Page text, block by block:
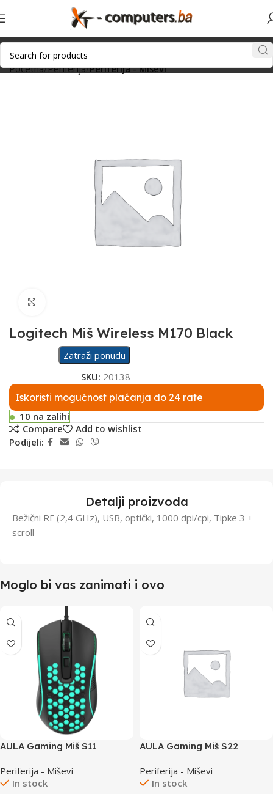
Početna Periferija Periferija - Miševi
Logitech Miš Wireless M170 Black
Zatraži ponudu
SKU: 20138
Iskoristi mogućnost plaćanja do 24 rate
10 na zalihi
Compare
Add to wishlist
Podijeli:
Detalji proizvoda
Bežični RF (2,4 GHz), USB, optički, 1000 dpi/cpi, Tipke 3 +
scroll
Moglo bi vas zanimati i ovo
AULA Gaming Miš S11
Periferija - Miševi
In stock
AULA Gaming Miš S22
Periferija - Miševi
In stock